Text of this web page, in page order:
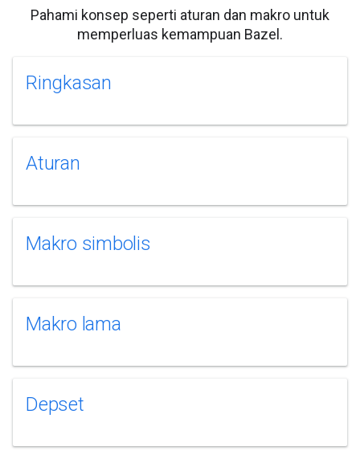
Pahami konsep seperti aturan dan makro untuk
memperluas kemampuan Bazel.
Ringkasan
Aturan
Makro simbolis
Makro lama
Depset